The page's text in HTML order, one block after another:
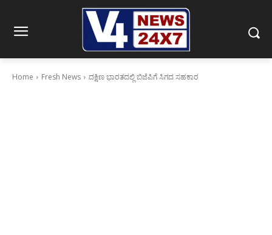
Home Fresh News ದಕ್ಷಿಣ ಭಾರತದಲ್ಲಿ ಬಿಜೆಪಿಗೆ ಸಿಗದ ಸಹಕಾರ